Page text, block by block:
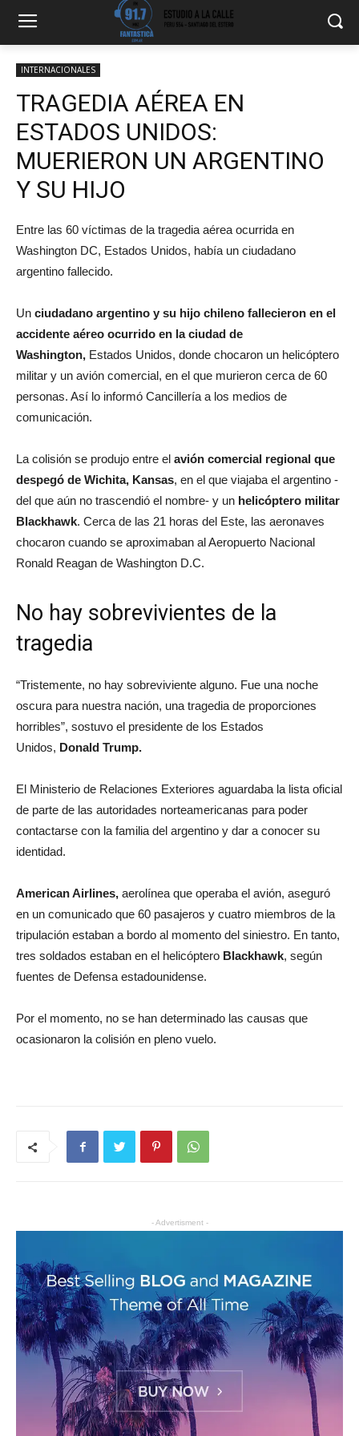
INTERNACIONALES
TRAGEDIA AÉREA EN
ESTADOS UNIDOS:
MUERIERON UN ARGENTINO
Y SU HIJO
Entre las 60 víctimas de la tragedia aérea ocurrida en
Washington DC, Estados Unidos, había un ciudadano
argentino fallecido.
Un ciudadano argentino y su hijo chileno fallecieron en el
accidente aéreo ocurrido en la ciudad de
Washington, Estados Unidos, donde chocaron un helicóptero
militar y un avión comercial, en el que murieron cerca de 60
personas. Así lo informó Cancillería a los medios de
comunicación.
La colisión se produjo entre el avión comercial regional que
despegó de Wichita, Kansas, en el que viajaba el argentino -
del que aún no trascendió el nombre- y un helicóptero militar
Blackhawk. Cerca de las 21 horas del Este, las aeronaves
chocaron cuando se aproximaban al Aeropuerto Nacional
Ronald Reagan de Washington D.C.
No hay sobrevivientes de la
tragedia
“Tristemente, no hay sobreviviente alguno. Fue una noche
oscura para nuestra nación, una tragedia de proporciones
horribles”, sostuvo el presidente de los Estados
Unidos, Donald Trump.
El Ministerio de Relaciones Exteriores aguardaba la lista oficial
de parte de las autoridades norteamericanas para poder
contactarse con la familia del argentino y dar a conocer su
identidad.
American Airlines, aerolínea que operaba el avión, aseguró
en un comunicado que 60 pasajeros y cuatro miembros de la
tripulación estaban a bordo al momento del siniestro. En tanto,
tres soldados estaban en el helicóptero Blackhawk, según
fuentes de Defensa estadounidense.
Por el momento, no se han determinado las causas que
ocasionaron la colisión en pleno vuelo.
- Advertisment -